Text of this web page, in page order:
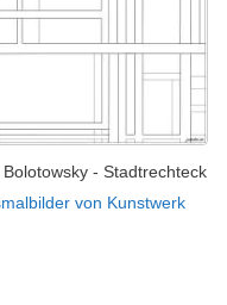
Bolotowsky - Stadtrechteck
von Kunstwerk